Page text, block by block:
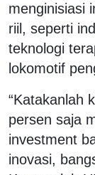
menginisiasi
riil, seperti
teknologi
lokomotif
“Katakanlah
persen saja
investment
inovasi,